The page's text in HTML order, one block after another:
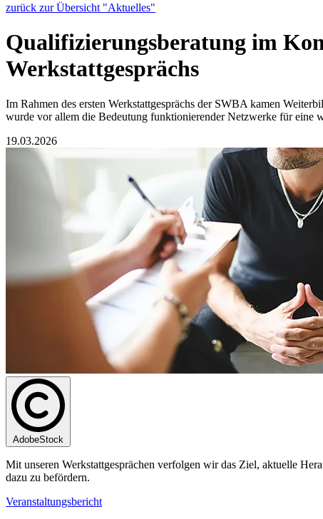
zurück zur Übersicht "Aktuelles"
Qualifizierungsberatung im
Werkstattgesprächs
Im Rahmen des ersten Werkstattgesprächs der SWBA kamen
wurde vor allem die Bedeutung funktionierender Netzwerke für eine
19.03.2026
AdobeStock
Mit unseren Werkstattgesprächen verfolgen wir das Ziel, aktuelle
dazu zu befördern.
Veranstaltungsbericht